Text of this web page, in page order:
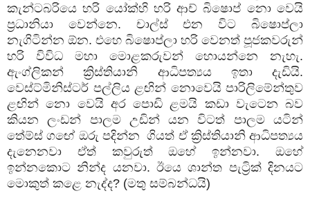
කැන්ටබරියෙ හරි යෝක්හි හරි ආච් බිෂොප් නො වෙයි
ප්‍රධානියා
වෙන්නෙ. චාල්ස් එන විට
බිෂොප්ලා
නැගිටින්න ඕන. එහෙ බිෂොප්ලා හරි වෙනත් පූජකවරුන්
හරි
විවිධ මහා මොළකරුවන් හොයන්නෙ නැහැ.
ඇංග්ලිකන්
ක්‍රිස්තියානි ආධිපත්‍යය ඉතා දැඩියි.
වෙස්ට්මිනිස්ටර් පල්ලිය ළඟින් නොවෙයි පාරිලිමේන්තුව
ළඟින් නො වෙයි අර පොඩි ළමයි කඩා වැටෙන බව
කියන
ලංඩන් පාලම උඩින් යන විටත් පාලම
යටින්
තේම්ස් ගඟේ ඔරු පදින්න ගියත් ඒ ක්‍රිස්තියානි ආධිපත්‍යය
දැනෙනවා
ඒත් කවුරුත් ඔහේ ඉන්නවා.ඔහේ
ඉන්නකොට නින්ද යනවා.ඊයෙ ශාන්ත පැට්‍රික් දිනයට
මොකුත් කළෙ නැද්ද? (මතු සම්බන්ධයි)